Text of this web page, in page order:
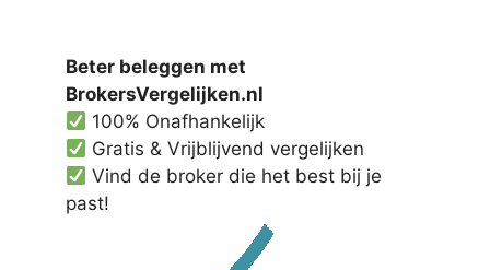
Beter beleggen met
BrokersVergelijken.nl
100% Onafhankelijk
Gratis & Vrijblijvend vergelijken
Vind de broker die het best bij je
past!